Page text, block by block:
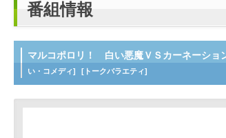
番組情報
マルコポロリ！ 白い悪魔ＶＳカーネーショ
い・コメディ]
[トークバラエティ]